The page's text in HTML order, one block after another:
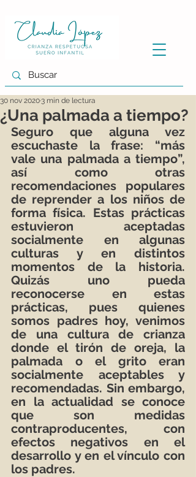
¿Una palmada a tiempo?
30 nov 20203 min de lectura
Seguro que alguna vez
escuchaste la frase: “más
vale una palmada a tiempo”,
así como otras
recomendaciones populares
de reprender a los niños de
forma física. Estas prácticas
estuvieron aceptadas
socialmente en algunas
culturas y en distintos
momentos de la historia.
Quizás uno pueda
reconocerse en estas
prácticas, pues quienes
somos padres hoy, venimos
de una cultura de crianza
donde el tirón de oreja, la
palmada o el grito eran
socialmente aceptables y
recomendadas. Sin embargo,
en la actualidad se conoce
que son medidas
contraproducentes, con
efectos negativos en el
desarrollo y en el vínculo con
los padres.